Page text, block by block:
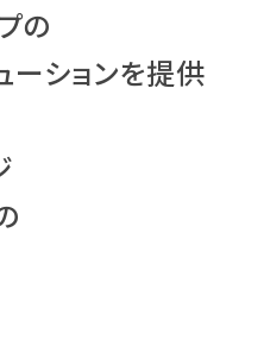
の
ーションを提供